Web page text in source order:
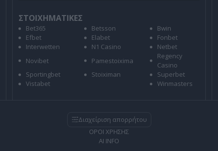
ΣΤΟΙΧΗΜΑΤΙΚΕΣ
Bet365 Betsson
Bwin
Efbet
Elabet
Fonbet
Interwetten
N1 Casino
Netbet
Novibet
Pamestoixima
Regency
Casino
Sportingbet
Stoiximan
Superbet
Vistabet
Winmasters
Διαχείριση απορρήτου
ΟΡΟΙ ΧΡΗΣΗΣ
AI INFO